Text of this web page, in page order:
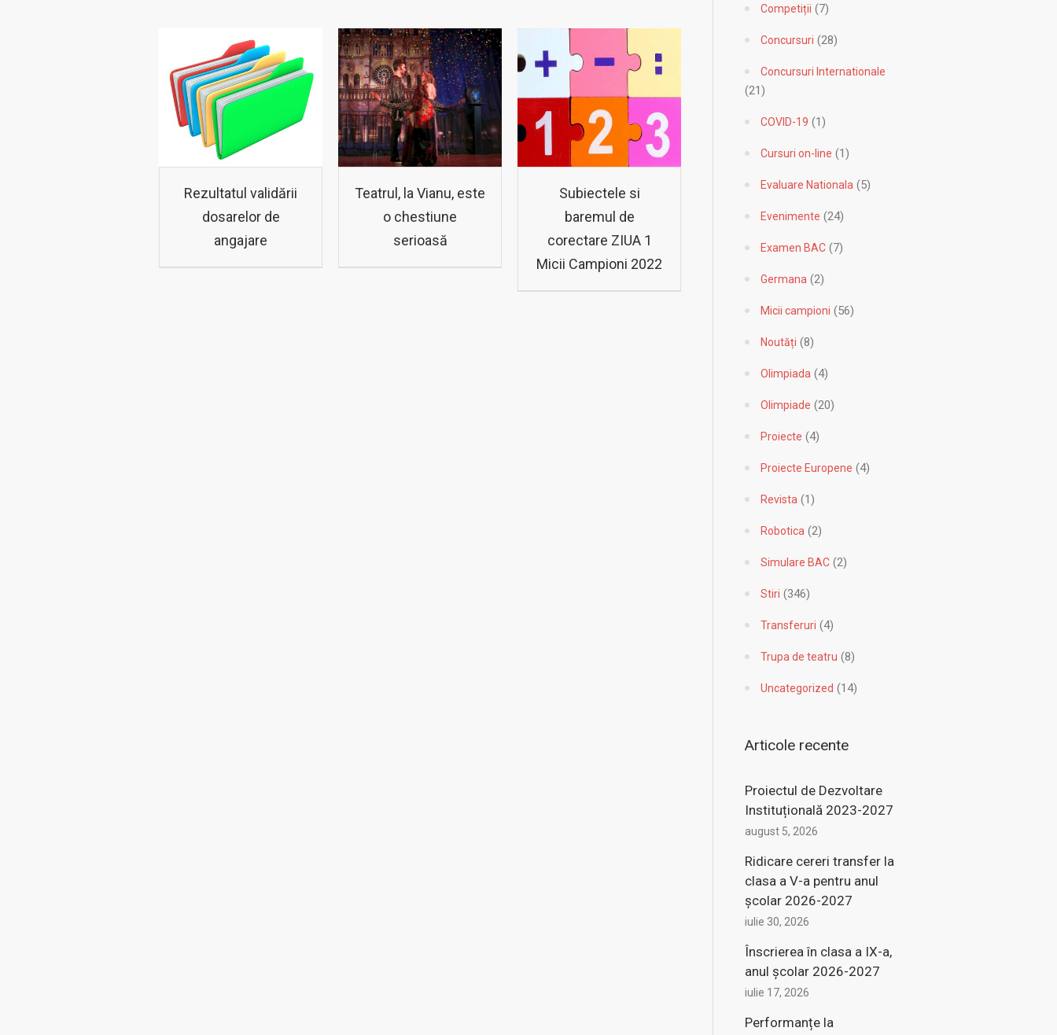
Rezultatul validării
dosarelor de
angajare
Teatrul, la Vianu, este
o chestiune
serioasă
Subiectele si
baremul de
corectare ZIUA 1
Micii Campioni 2022
Competiții (7)
Concursuri (28)
Concursuri Internationale
(21)
COVID-19 (1)
Cursuri on-line (1)
Evaluare Nationala (5)
Evenimente (24)
Examen BAC (7)
Germana (2)
Micii campioni (56)
Noutăți (8)
Olimpiada (4)
Olimpiade (20)
Proiecte (4)
Proiecte Europene (4)
Revista (1)
Robotica (2)
Simulare BAC (2)
Stiri (346)
Transferuri (4)
Trupa de teatru (8)
Uncategorized (14)
Articole recente
Proiectul de Dezvoltare
Instituțională 2023-2027
august 5, 2026
Ridicare cereri transfer la
clasa a V-a pentru anul
şcolar 2026-2027
iulie 30, 2026
Înscrierea în clasa a IX-a,
anul şcolar 2026-2027
iulie 17, 2026
Performanțe la